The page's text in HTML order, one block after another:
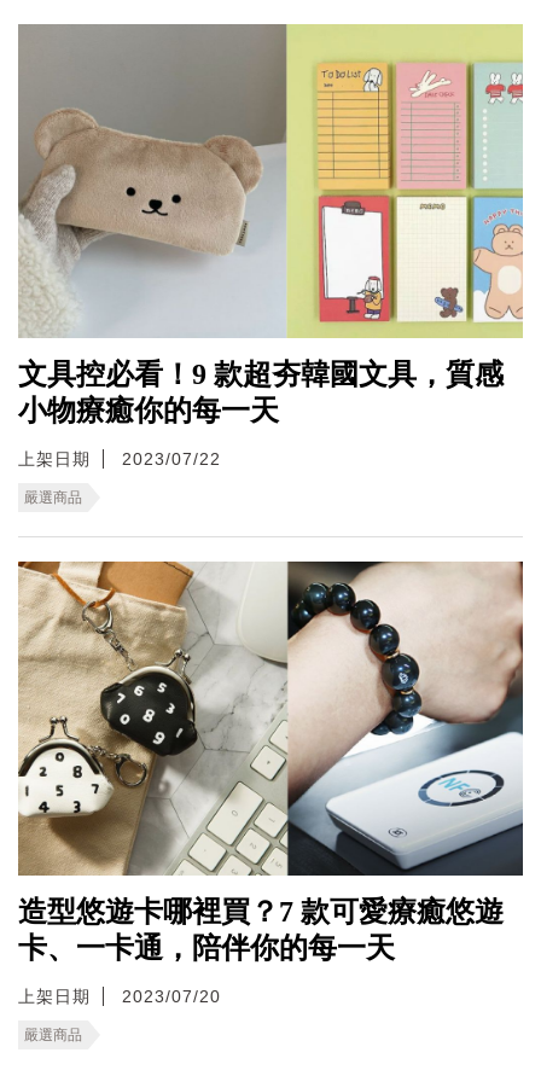
文具控必看！9 款超夯韓國文具，質感
小物療癒你的每一天
上架日期 2023/07/22
嚴選商品
造型悠遊卡哪裡買？7 款可愛療癒悠遊
卡、一卡通，陪伴你的每一天
上架日期 2023/07/20
嚴選商品